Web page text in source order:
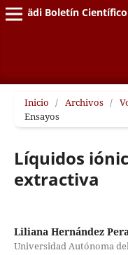
Pädi Boletín
Inicio / Archivos /
Ensayos
Líquidos
extractiva
Liliana Hernández
Universidad Autónoma